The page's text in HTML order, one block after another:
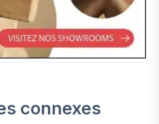
connexes